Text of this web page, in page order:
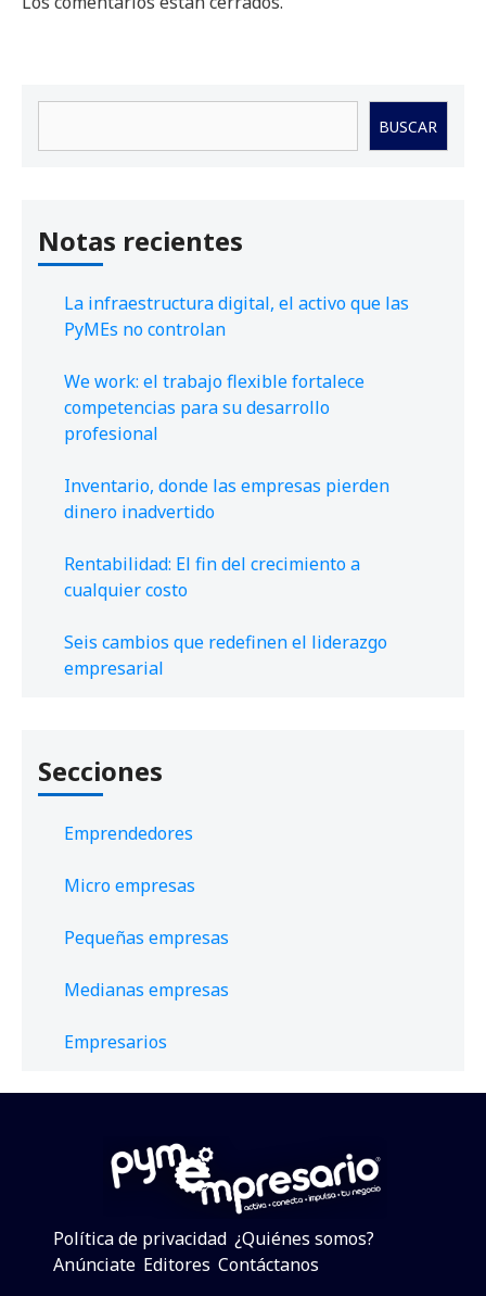
BUSCAR
Notas recientes
La infraestructura digital, el activo que las
PyMEs no controlan
We work: el trabajo flexible fortalece
competencias para su desarrollo
profesional
Inventario, donde las empresas pierden
dinero inadvertido
Rentabilidad: El fin del crecimiento a
cualquier costo
Seis cambios que redefinen el liderazgo
empresarial
Secciones
Emprendedores
Micro empresas
Pequeñas empresas
Medianas empresas
Empresarios
Política de privacidad ¿Quiénes somos?
Anúnciate Editores Contáctanos